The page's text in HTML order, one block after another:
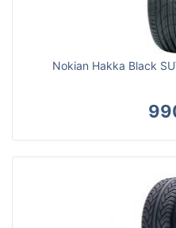
Nokian Hakka Black